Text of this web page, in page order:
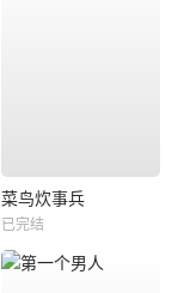
菜鸟炊事兵
已完结